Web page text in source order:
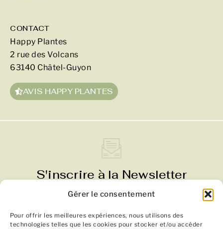
Gérer le consentement
Pour offrir les meilleures expériences, nous utilisons des
technologies telles que les cookies pour stocker et/ou accéder
CONTACT
Happy Plantes
2 rue des Volcans
63140 Châtel-Guyon
AVIS HAPPY PLANTES
S'inscrire à la Newsletter
Ne manquez rien : actualités, nouveautés et bons
plans
Recevez notre Guide des Plantes avec un quizz